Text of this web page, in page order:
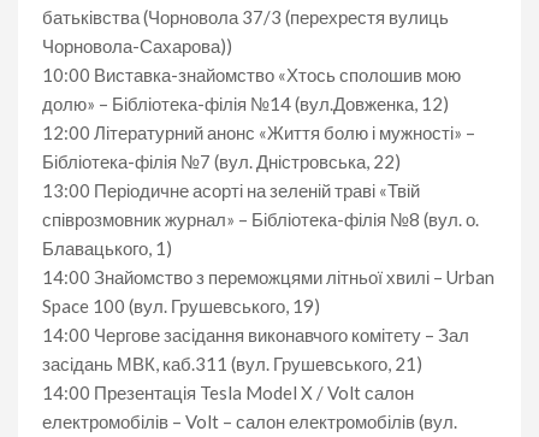
батьківства (Чорновола 37/3 (перехрестя вулиць
Чорновола-Сахарова))
10:00 Виставка-знайомство «Хтось сполошив мою
долю» – Бібліотека-філія №14 (вул.Довженка, 12)
12:00 Літературний анонс «Життя болю і мужності» –
Бібліотека-філія №7 (вул. Дністровська, 22)
13:00 Періодичне асорті на зеленій траві «Твій
співрозмовник журнал» – Бібліотека-філія №8 (вул. о.
Блавацького, 1)
14:00 Знайомство з переможцями літньої хвилі – Urban
Space 100 (вул. Грушевського, 19)
14:00 Чергове засідання виконавчого комітету – Зал
засідань МВК, каб.311 (вул. Грушевського, 21)
14:00 Презентація Tesla Model X / Volt салон
електромобілів – Volt – салон електромобілів (вул.